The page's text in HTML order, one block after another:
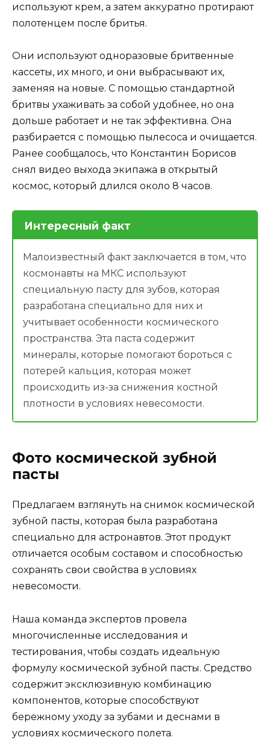
используют крем, а затем аккуратно протирают
полотенцем после бритья.
Они используют одноразовые бритвенные
кассеты, их много, и они выбрасывают их,
заменяя на новые. С помощью стандартной
бритвы ухаживать за собой удобнее, но она
дольше работает и не так эффективна. Она
разбирается с помощью пылесоса и очищается.
Ранее сообщалось, что Константин Борисов
снял видео выхода экипажа в открытый
космос, который длился около 8 часов.
Интересный факт
Малоизвестный факт заключается в том, что
космонавты на МКС используют
специальную пасту для зубов, которая
разработана специально для них и
учитывает особенности космического
пространства. Эта паста содержит
минералы, которые помогают бороться с
потерей кальция, которая может
происходить из-за снижения костной
плотности в условиях невесомости.
Фото космической зубной
пасты
Предлагаем взглянуть на снимок космической
зубной пасты, которая была разработана
специально для астронавтов. Этот продукт
отличается особым составом и способностью
сохранять свои свойства в условиях
невесомости.
Наша команда экспертов провела
многочисленные исследования и
тестирования, чтобы создать идеальную
формулу космической зубной пасты. Средство
содержит эксклюзивную комбинацию
компонентов, которые способствуют
бережному уходу за зубами и деснами в
условиях космического полета.